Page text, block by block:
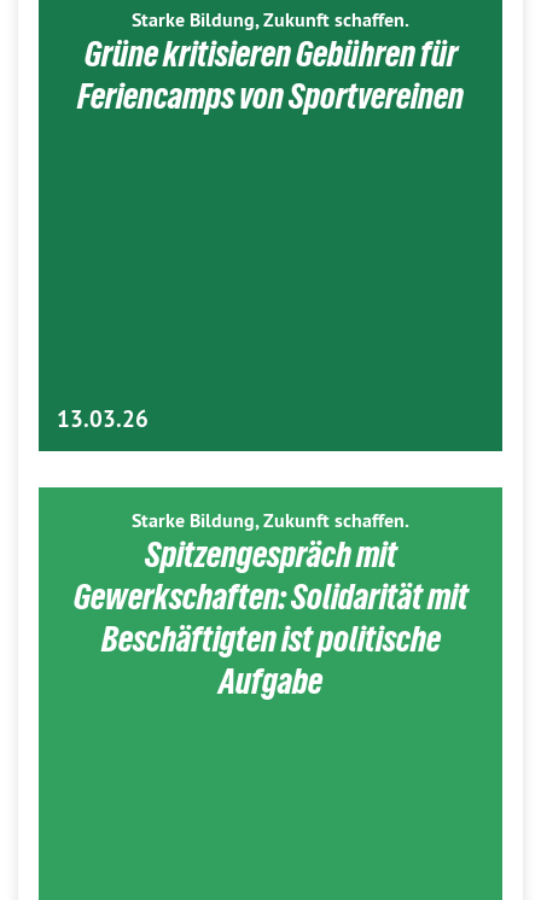
Starke Bildung, Zukunft schaffen.
Grüne kritisieren Gebühren für
Feriencamps von Sportvereinen
13.03.26
Starke Bildung, Zukunft schaffen.
Spitzengespräch mit
Gewerkschaften: Solidarität mit
Beschäftigten ist politische
Aufgabe